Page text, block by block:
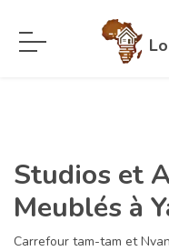
Studios et
Meublés à
Carrefour tam-tam et